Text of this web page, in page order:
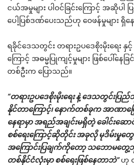
ငယ်အမှုများ ပါဝင်ခြင်းကြောင့် အဆိုပါ
ပေါ့ပြစ်ဒဏ်ပေးသည်ဟု ဝေဖန်မှုများ ရှိ
ရခိုင်ဒေသတွင်း တရားဥပဒေစိုးမိုးရေး နှင့်
ကြောင့် အဓမ္မပြုကျင့်မှုများ ဖြစ်ပေါ်န
တစ်ဦးက ‌ပြောသည်။
“တရားဥပဒေစိုးမိုးရေး နဲ့ ဒေသတွင်းပ
နိုင်တာကြောင့်၊ နောက်တစ်ခုက အာဏာ
နေရာမှာ အရည်အချင်းမရှိတဲ့ ခေါင်းဆော
စစ်ရေးကြောင့်ဆိုတိုင်း အခုလို မုဒိမ်းမှု
အကြောင်းပြချက်ကိုတော့ သဘောမတွ
တစ်နိုင်ငံလုံးမှာ စစ်ရေးဖြစ်နေတာဘဲ”ဟု